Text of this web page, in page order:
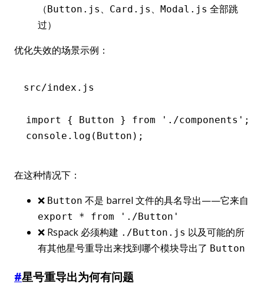
（Button.js 、 Card.js 、 Modal.js 全部跳
过）
优化失效的场景示例：
src/index.js
import { Button } from './components' ;
console .log (Button);
在这种情况下：
❌ Button 不是 barrel 文件的具名导出——它来自
export * from './Button'
❌ Rspack 必须构建 ./Button.js 以及可能的所
有其他星号重导出来找到哪个模块导出了 Button
#星号重导出为何有问题